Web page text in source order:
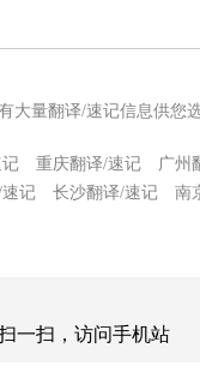
量翻译/速记信息供您
重庆翻译/速记 广州
记 长沙翻译/速记 南
一扫，访问手机站